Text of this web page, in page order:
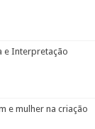
e Interpretação
e mulher na criação